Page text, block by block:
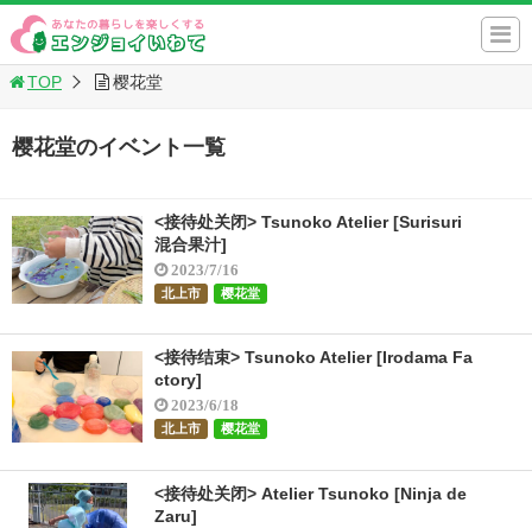
TOP 樱花堂
樱花堂のイベント一覧
<接待处关闭> Tsunoko Atelier [Surisuri
混合果汁]
2023/7/16
北上市 樱花堂
<接待结束> Tsunoko Atelier [Irodama Fa
ctory]
2023/6/18
北上市 樱花堂
<接待处关闭> Atelier Tsunoko [Ninja de
Zaru]